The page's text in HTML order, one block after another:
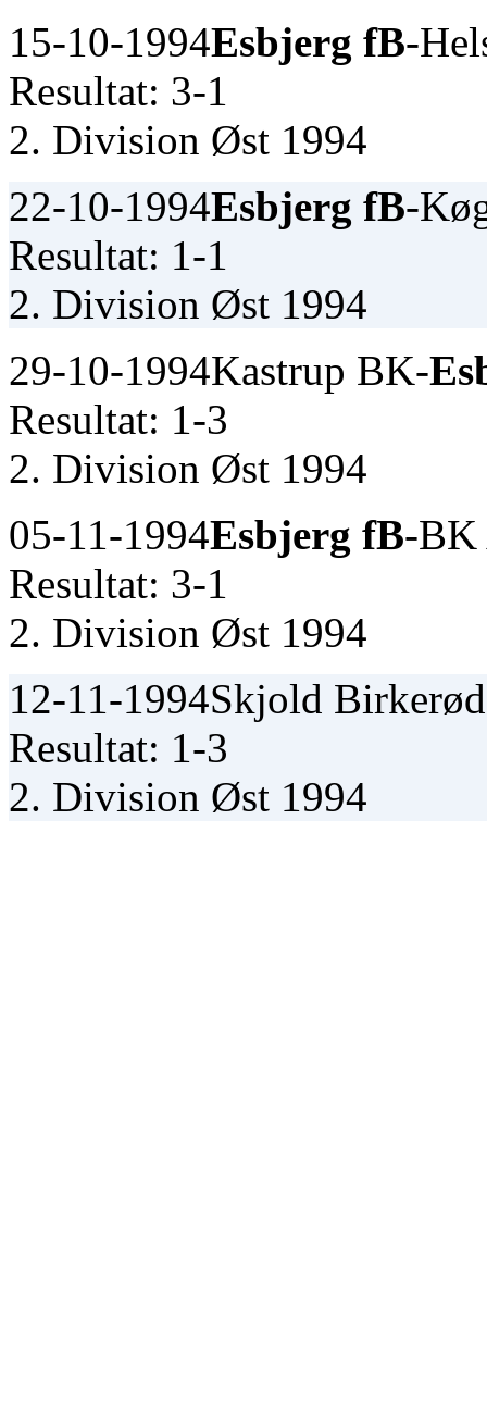
15-10-1994Esbjerg fB-
Resultat: 3-1
2. Division Øst 1994
22-10-1994Esbjerg fB-
Resultat: 1-1
2. Division Øst 1994
29-10-1994Kastrup BK-
Resultat: 1-3
2. Division Øst 1994
05-11-1994Esbjerg fB-BK
Resultat: 3-1
2. Division Øst 1994
12-11-1994Skjold
Resultat: 1-3
2. Division Øst 1994